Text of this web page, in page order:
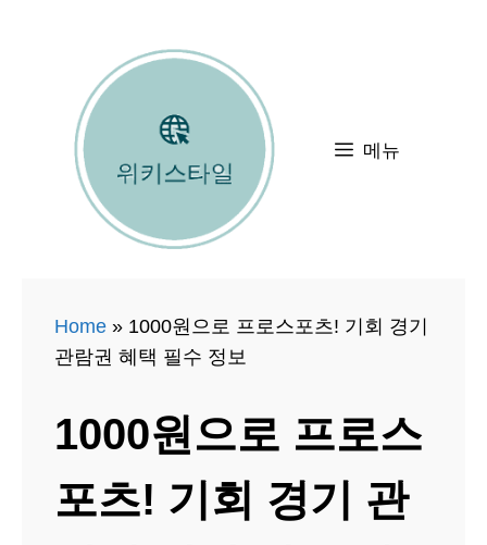
메뉴
Home » 1000원으로 프로스포츠! 기회 경기
관람권 혜택 필수 정보
1000원으로 프로스
포츠! 기회 경기 관